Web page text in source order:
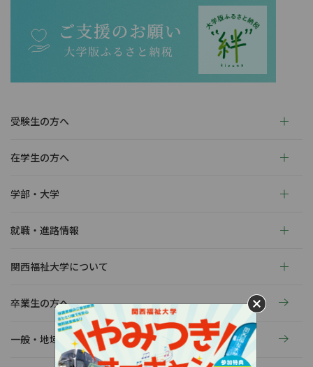
受験生の方へ
在学生の方へ
学部・大学
就職・進路情報
関西福祉大学について
卒業生の方へ
一般・地域の方へ